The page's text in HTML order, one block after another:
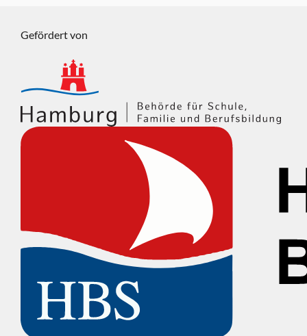
Gefördert von